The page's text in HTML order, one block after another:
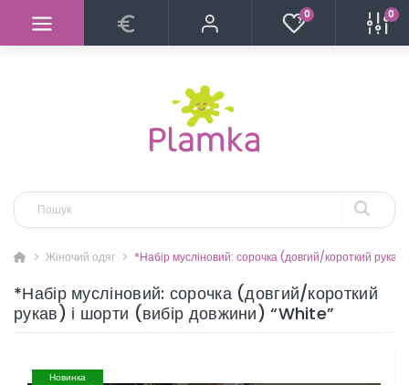
0 0
Жіночий одяг *Набір мусліновий: сорочка (довгий/короткий
*Набір мусліновий: сорочка (довгий/короткий
рукав) і шорти (вибір довжини) “White”
Новинка